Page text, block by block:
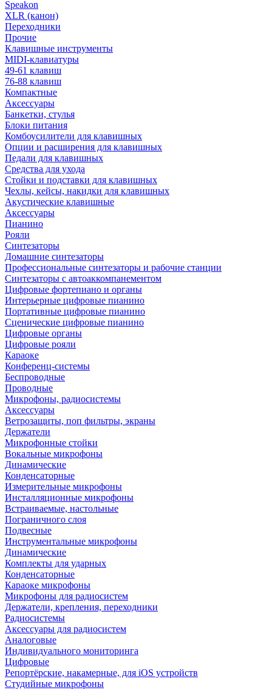
Speakon
XLR (канон)
Переходники
Прочие
Клавишные инструменты
MIDI-клавиатуры
49-61 клавиш
76-88 клавиш
Компактные
Аксессуары
Банкетки, стулья
Блоки питания
Комбоусилители для клавишных
Опции и расширения для клавишных
Педали для клавишных
Средства для ухода
Стойки и подставки для клавишных
Чехлы, кейсы, накидки для клавишных
Акустические клавишные
Аксессуары
Пианино
Рояли
Синтезаторы
Домашние синтезаторы
Профессиональные синтезаторы и рабочие станции
Синтезаторы с автоаккомпанементом
Цифровые фортепиано и органы
Интерьерные цифровые пианино
Портативные цифровые пианино
Сценические цифровые пианино
Цифровые органы
Цифровые рояли
Караоке
Конференц-системы
Беспроводные
Проводные
Микрофоны, радиосистемы
Аксессуары
Ветрозащиты, поп фильтры, экраны
Держатели
Микрофонные стойки
Вокальные микрофоны
Динамические
Конденсаторные
Измерительные микрофоны
Инсталляционные микрофоны
Встраиваемые, настольные
Пограничного слоя
Подвесные
Инструментальные микрофоны
Динамические
Комплекты для ударных
Конденсаторные
Караоке микрофоны
Микрофоны для радиосистем
Держатели, крепления, переходники
Радиосистемы
Аксессуары для радиосистем
Аналоговые
Индивидуального мониторинга
Цифровые
Репортёрские, накамерные, для iOS устройств
Студийные микрофоны